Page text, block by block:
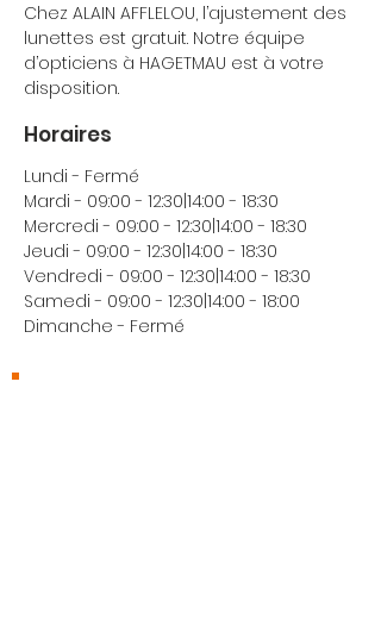
Chez ALAIN AFFLELOU, l’ajustement des
lunettes est gratuit. Notre équipe
d’opticiens à HAGETMAU est à votre
disposition.
Horaires
Lundi - Fermé
Mardi - 09:00 - 12:30|14:00 - 18:30
Mercredi - 09:00 - 12:30|14:00 - 18:30
Jeudi - 09:00 - 12:30|14:00 - 18:30
Vendredi - 09:00 - 12:30|14:00 - 18:30
Samedi - 09:00 - 12:30|14:00 - 18:00
Dimanche - Fermé